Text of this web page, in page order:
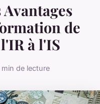
de
à l'IS
min de lecture